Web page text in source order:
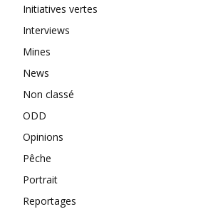
Initiatives vertes
Interviews
Mines
News
Non classé
ODD
Opinions
Pêche
Portrait
Reportages